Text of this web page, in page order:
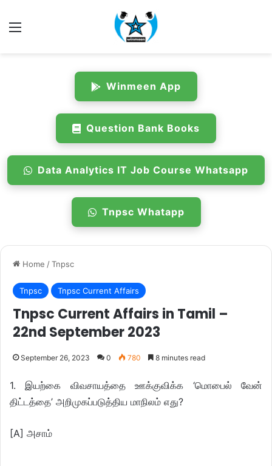
Menu
Winmeen App
Question Bank Books
Data Analytics IT Job Course Whatsapp
Tnpsc Whatapp
Home /Tnpsc
Tnpsc Tnpsc Current Affairs
Tnpsc Current Affairs in Tamil –
22nd September 2023
September 26, 2023 0 780 8 minutes read
1. இயற்கை விவசாயத்தை ஊக்குவிக்க ‘மொபைல் வேன்
திட்டத்தை’ அறிமுகப்படுத்திய மாநிலம் எது?
[A] அசாம்